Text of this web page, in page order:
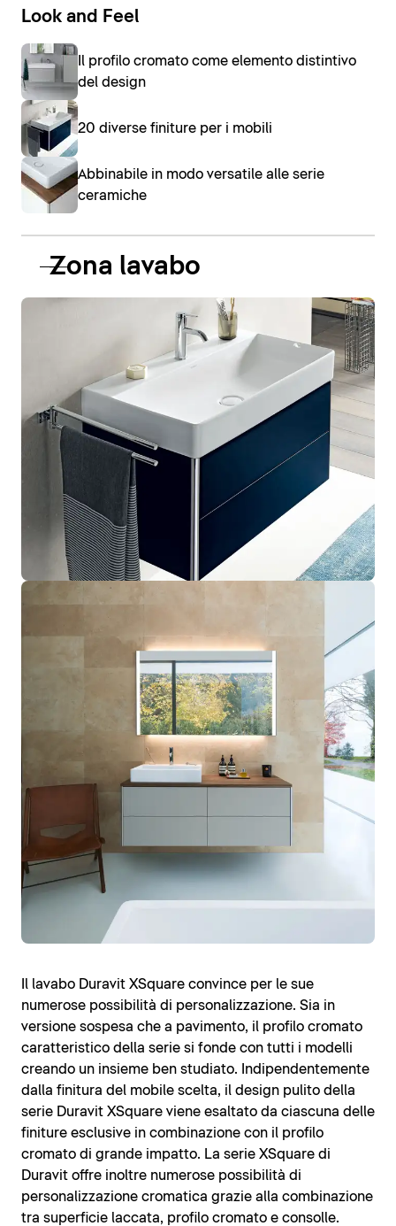
Look and Feel
Il profilo cromato come elemento distintivo
del design
20 diverse finiture per i mobili
Abbinabile in modo versatile alle serie
ceramiche
Zona lavabo
Il lavabo Duravit XSquare convince per le sue
numerose possibilità di personalizzazione. Sia in
versione sospesa che a pavimento, il profilo cromato
caratteristico della serie si fonde con tutti i modelli
creando un insieme ben studiato. Indipendentemente
dalla finitura del mobile scelta, il design pulito della
serie Duravit XSquare viene esaltato da ciascuna delle
finiture esclusive in combinazione con il profilo
cromato di grande impatto. La serie XSquare di
Duravit offre inoltre numerose possibilità di
personalizzazione cromatica grazie alla combinazione
tra superficie laccata, profilo cromato e consolle.